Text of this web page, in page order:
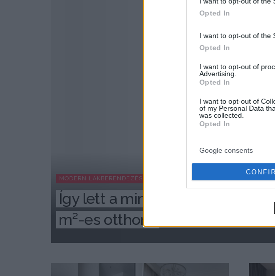
Opted In
I want to opt-out of the
Opted In
I want to opt-out of
Advertising.
Opted In
I want to opt-out of
of my Personal Data
was collected.
Opted In
Google consents
MODERN LAKBERENDEZÉS
Így lett a minimalista lakás
m²-es otthona